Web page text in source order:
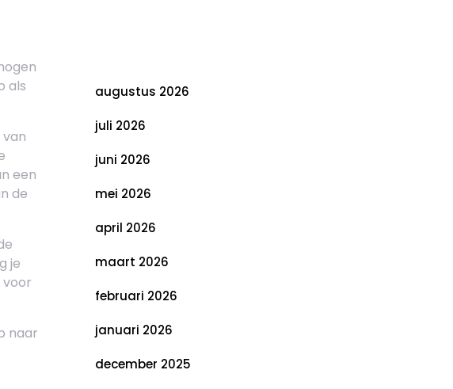
als
een
de
je
naar
augustus 2026
juli 2026
juni 2026
mei 2026
april 2026
maart 2026
februari 2026
januari 2026
december 2025